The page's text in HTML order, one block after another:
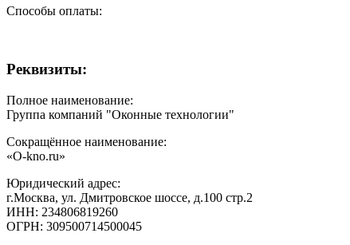
Способы оплаты:
Реквизиты:
Полное наименование:
Группа компаний "Оконные технологии"
Сокращённое наименование:
«О-kno.ru»
Юридический адрес:
г.Москва, ул. Дмитровское шоссе, д.100 стр.2
ИНН: 234806819260
ОГРН: 309500714500045